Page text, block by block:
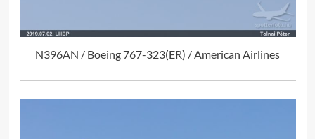
N396AN / Boeing 767-323(ER) / American Airlines